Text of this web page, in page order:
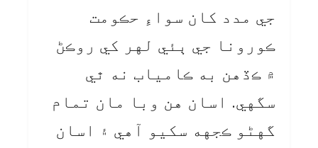
جي مدد کان سواءِ حڪومت
ڪورونا جي ٻئي لهر کي روڪڻ
۾ ڪڏهن به ڪامياب نه ٿي
سگهي. اسان هن وبا مان تمام
گهڻو ڪجهه سکيو آهي ۽ اسان